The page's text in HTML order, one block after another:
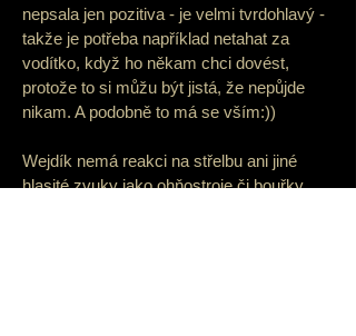
nepsala jen pozitiva - je velmi tvrdohlavý -
takže je potřeba například netahat za
vodítko, když ho někam chci dovést,
protože to si můžu být jistá, že nepůjde
nikam. A podobně to má se vším:))
Wejdík nemá reakci na střelbu ani jiné
hlasité zvuky jako ohňostroje či bouřky.